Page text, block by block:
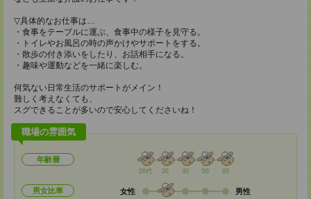
▽具体的なお仕事は…
・食事をテーブルに運ぶ、食事中の様子を見守る。
・トイレやお風呂の時の声かけやサポートをする。
・散歩の付き添いをしたり、お話相手になる。
・趣味や運動などを一緒に楽しむ。
何気ない日常生活のサポートがメイン！
難しく考えなくても、
スグできることが多いので安心してくださいね！
職場の雰囲気
年齢層
20代 30 40 50 60
男女比率 女性 男性